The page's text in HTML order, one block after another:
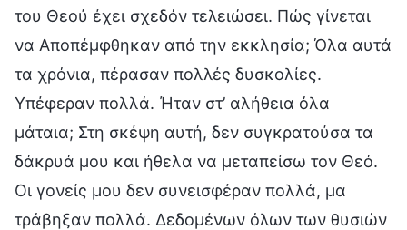
του Θεού έχει σχεδόν τελειώσει. Πώς γίνεται
να Αποπέμφθηκαν από την εκκλησία; Όλα αυτά
τα χρόνια, πέρασαν πολλές δυσκολίες.
Υπέφεραν πολλά. Ήταν στ’ αλήθεια όλα
μάταια; Στη σκέψη αυτή, δεν συγκρατούσα τα
δάκρυά μου και ήθελα να μεταπείσω τον Θεό.
Οι γονείς μου δεν συνεισφέραν πολλά, μα
τράβηξαν πολλά. Δεδομένων όλων των θυσιών